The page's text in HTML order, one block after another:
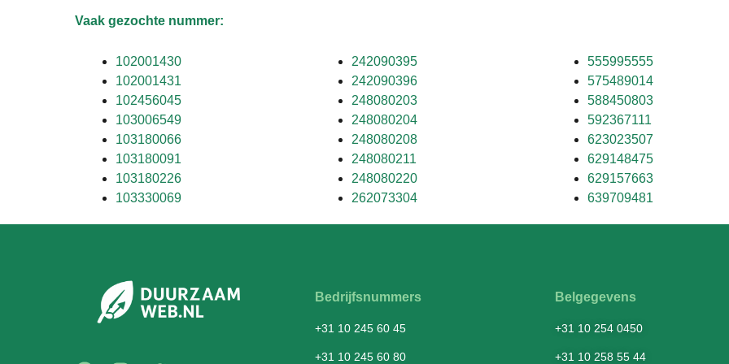
Vaak gezochte nummer:
102001430
102001431
102456045
103006549
103180066
103180091
103180226
103330069
242090395
242090396
248080203
248080204
248080208
248080211
248080220
262073304
555995555
575489014
588450803
592367111
623023507
629148475
629157663
639709481
Bedrijfsnummers
+31 10 245 60 45
+31 10 245 60 80
Belgegevens
+31 10 254 0450
+31 10 258 55 44